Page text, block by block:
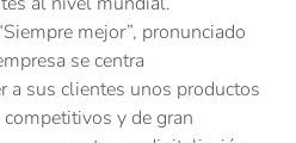
mejor”, pronunciado
se centra
a sus clientes unos productos
y de gran